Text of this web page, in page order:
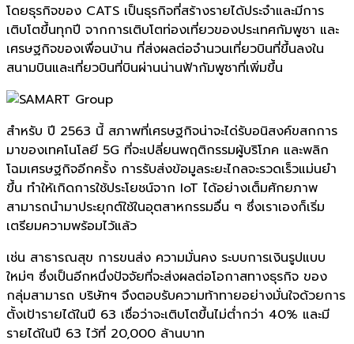
โดยธุรกิจของ CATS เป็นธุรกิจที่สร้างรายได้ประจำและมีการ
เติบโตขึ้นทุกปี จากการเติบโตท่องเที่ยวของประเทศกัมพูชา และ
เศรษฐกิจของเพื่อนบ้าน ที่ส่งผลต่อจำนวนเที่ยวบินที่ขึ้นลงใน
สนามบินและเที่ยวบินที่บินผ่านน่านฟ้ากัมพูชาที่เพิ่มขึ้น
สำหรับ ปี 2563 นี้ สภาพที่เศรษฐกิจน่าจะได่รับอนิสงค์ขสกการ
มาของเทคโนโลยี 5G ที่จะเปลี่ยนพฤติกรรมผู้บริโภค และพลิก
โฉมเศรษฐกิจอีกครั้ง การรับส่งข้อมูลระยะไกลจะรวดเร็วแม่นยำ
ขึ้น ทำให้เกิดการใช้ประโยชน์จาก IoT ได้อย่างเต็มศักยภาพ
สามารถนำมาประยุกต์ใช้ในอุตสาหกรรมอื่น ๆ ซึ่งเราเองก็เริ่ม
เตรียมความพร้อมไว้แล้ว
เช่น สาธารณสุข การขนส่ง ความมั่นคง ระบบการเงินรูปแบบ
ใหม่ๆ ซึ่งเป็นอีกหนึ่งปัจจัยที่จะส่งผลต่อโอกาสทางธุรกิจ ของ
กลุ่มสามารถ บริษัทฯ จึงตอบรับความท้าทายอย่างมั่นใจด้วยการ
ตั้งเป้ารายได้ในปี 63 เชื่อว่าจะเติบโตขึ้นไม่ต่ำกว่า 40% และมี
รายได้ในปี 63 ไว้ที่ 20,000 ล้านบาท